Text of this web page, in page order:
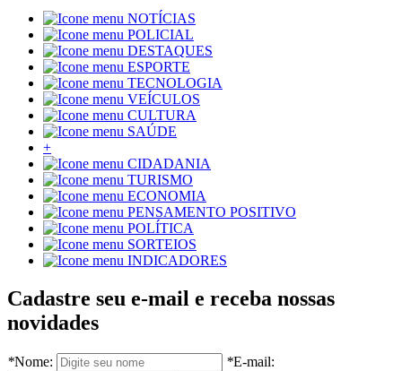
NOTÍCIAS
POLICIAL
DESTAQUES
ESPORTE
TECNOLOGIA
VEÍCULOS
CULTURA
SAÚDE
+
CIDADANIA
TURISMO
ECONOMIA
PENSAMENTO POSITIVO
POLÍTICA
SORTEIOS
INDICADORES
Cadastre seu e-mail e receba nossas
novidades
*Nome: *E-mail: